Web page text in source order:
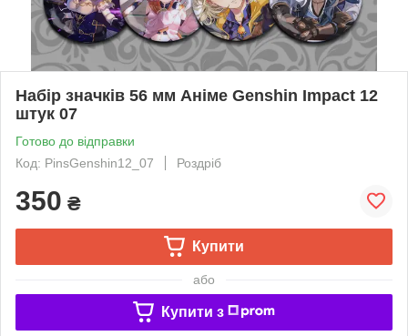
Набір значків 56 мм Аніме Genshin Impact 12
штук 07
Готово до відправки
Код: PinsGenshin12_07
Роздріб
350 ₴
Купити
або
Купити з